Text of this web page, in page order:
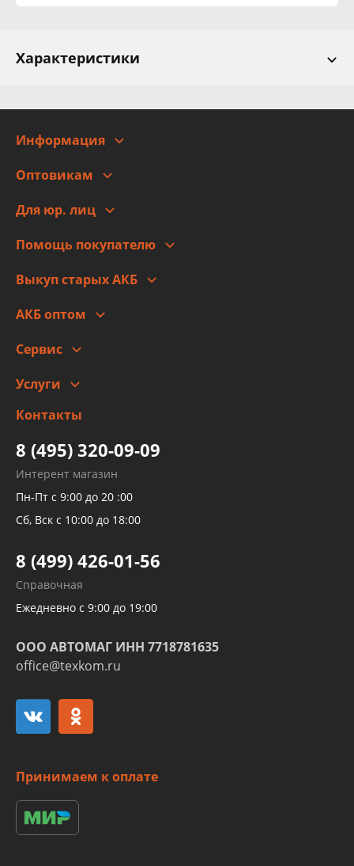
Характеристики
Информация
Адреса
Новости
Правовая информация
Оптовикам
Для юр. лиц
Помощь покупателю
Оплата
Гарантии и возврат
Выкуп старых АКБ
АКБ оптом
Сервис
Заправка кондиционера авто
Детейлинг
Услуги
высокого давления
Тормозных трубок
Рукавов гидроусилителей
Рукавов компрессоров и турбин
Трубок кондиционеров
Развертка пайка медных стальных
алюминиевых трубок и штуцеров
Контакты
8 (495) 320-09-09
Интерент магазин
Пн-Пт с 9:00 до 20 :00
Сб, Вск с 10:00 до 18:00
8 (499) 426-01-56
Справочная
Ежедневно с 9:00 до 19:00
ООО АВТОМАГ ИНН 7718781635
office@texkom.ru
Принимаем к оплате